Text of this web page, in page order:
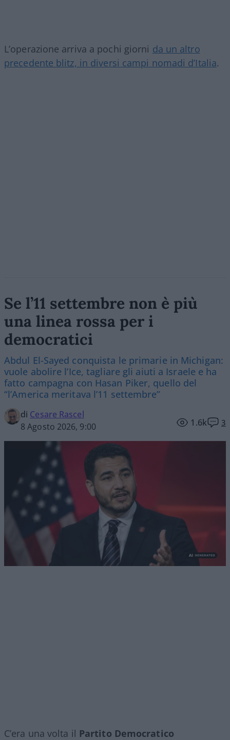
L’operazione arriva a pochi giorni da un altro
precedente blitz, in diversi campi nomadi d’Italia.
Se l’11 settembre non è più
una linea rossa per i
democratici
Abdul El-Sayed conquista le primarie in Michigan:
vuole abolire l’Ice, tagliare gli aiuti a Israele e ha
fatto campagna con Hasan Piker, quello del
“l’America meritava l’11 settembre”
di Cesare Rascel
8 Agosto 2026, 9:00
1.6k 3
C’era una volta il Partito Democratico